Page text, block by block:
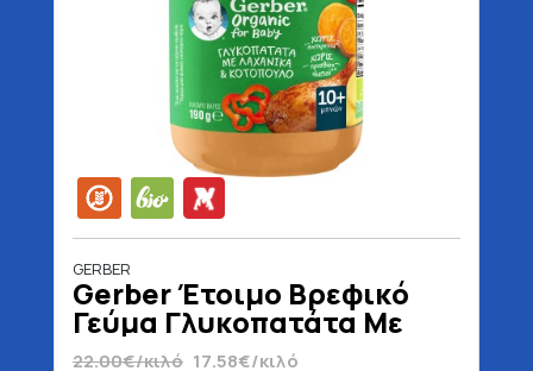
GERBER
Gerber Έτοιμο Βρεφικό
Γεύμα Γλυκοπατάτα Με
Λαχανικά & Κοτόπουλο 10+
22.00€/κιλό 17.58€/κιλό